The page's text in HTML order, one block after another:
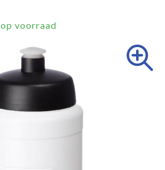
op voorraad